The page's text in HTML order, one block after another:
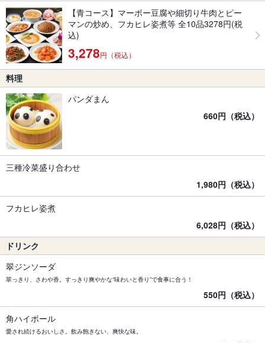
【青コース】マーボー豆腐や細切り牛肉とピー
マンの炒め、フカヒレ姿煮等 全10品3278円(税
込)
3,278円（税込）
料理
パンダまん
660円（税込）
三種冷菜盛り合わせ
1,980円（税込）
フカヒレ姿煮
6,028円（税込）
ドリンク
翠ジンソーダ
翠っきり、さわや香。すっきり爽やかな“味わいと香り”で食事に合う！
550円（税込）
角ハイボール
愛され続けるおいしさ。飲み飽きない、爽快な味。